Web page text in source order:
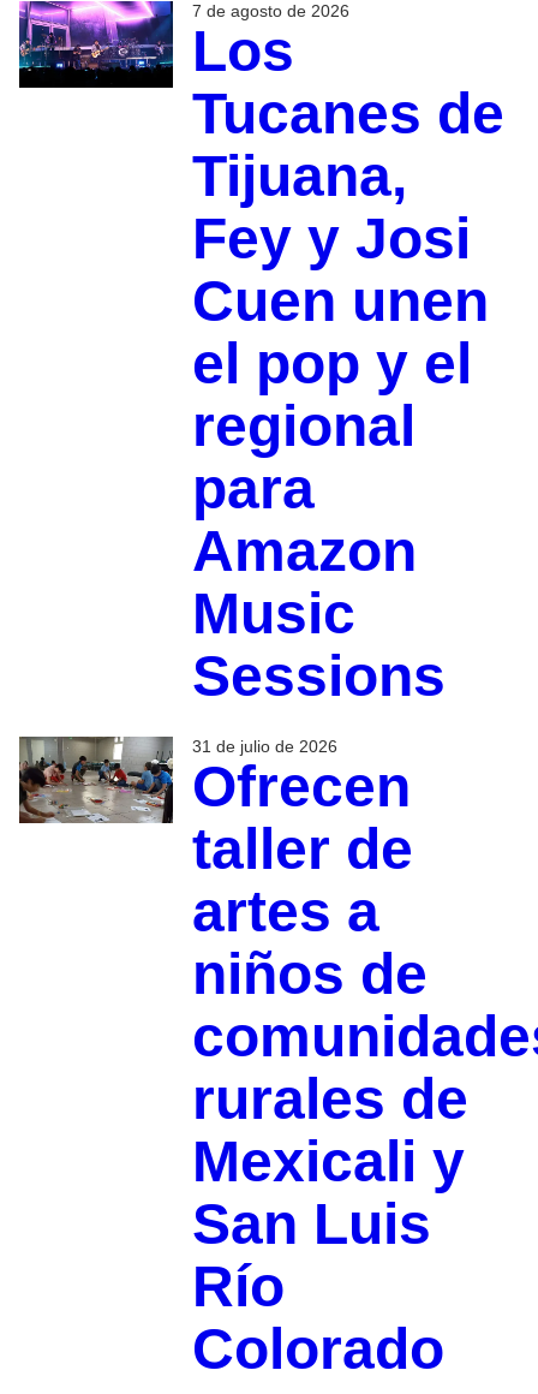
7 de agosto de 2026
Los
Tucanes de
Tijuana,
Fey y Josi
Cuen unen
el pop y el
regional
para
Amazon
Music
Sessions
31 de julio de 2026
Ofrecen
taller de
artes a
niños de
rurales de
Mexicali y
San Luis
Río
Colorado